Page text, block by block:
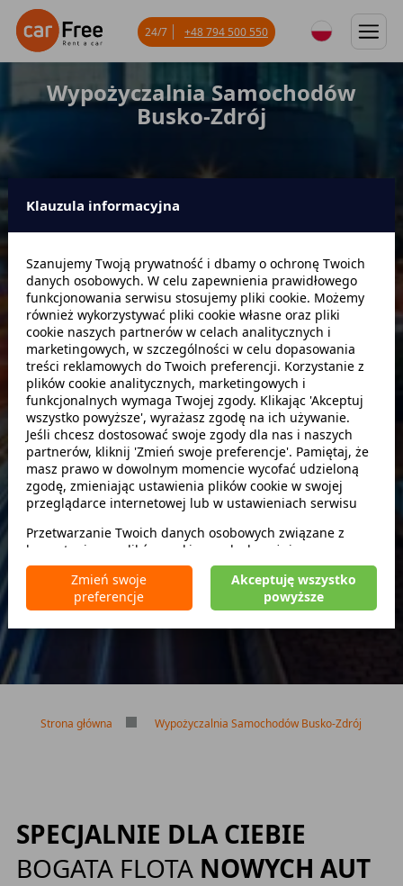
Wypożyczalnia Samochodów
Busko-Zdrój
Data odbioru Godzina
Data zwrotu Godzina
Szukaj
zwróć w innym miejscu
Brak limitu kilometrów
Bezpłatne odwołanie rezerwacji
24/7 +48 794 500 550
Strona główna Wypożyczalnia Samochodów Busko-Zdrój
SPECJALNIE DLA CIEBIE
BOGATA FLOTA NOWYCH AUT
Klauzula informacyjna
Szanujemy Twoją prywatność i dbamy o ochronę Twoich
danych osobowych. W celu zapewnienia prawidłowego
funkcjonowania serwisu stosujemy pliki cookie. Możemy
również wykorzystywać pliki cookie własne oraz pliki
cookie naszych partnerów w celach analitycznych i
marketingowych, w szczególności w celu dopasowania
treści reklamowych do Twoich preferencji. Korzystanie z
plików cookie analitycznych, marketingowych i
funkcjonalnych wymaga Twojej zgody. Klikając 'Akceptuj
wszystko powyższe', wyrażasz zgodę na ich używanie.
Jeśli chcesz dostosować swoje zgody dla nas i naszych
partnerów, kliknij 'Zmień swoje preferencje'. Pamiętaj, że
masz prawo w dowolnym momencie wycofać udzieloną
zgodę, zmieniając ustawienia plików cookie w swojej
przeglądarce internetowej lub w ustawieniach serwisu
Przetwarzanie Twoich danych osobowych związane z
korzystaniem z plików cookie w celach wyżej
wymienionych jest prowadzone przez CarFree sp. z o.o. z
siedzibą w Warszawie (02-677), ul. Cybernetyki 5,
będącego administratorem danych. W niektórych
nasi partnerzy. Szczegółowe informacje na temat
korzystania przez nas i naszych partnerów z plików cookie
oraz przetwarzania Twoich danych osobowych, w tym
dotyczące Twoich uprawnień, zawarte są w naszej
Zmień swoje
preferencje
Akceptuję wszystko
powyższe